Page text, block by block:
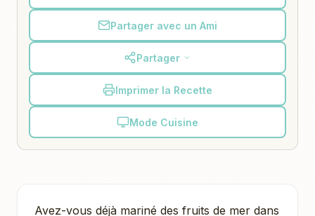
Partager avec un Ami
Partager
Imprimer la Recette
Mode Cuisine
Avez-vous déjà mariné des fruits de mer dans